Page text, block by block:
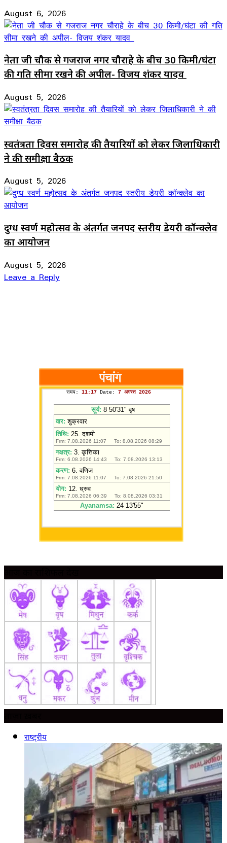
August 6, 2026
नेता जी चौक से गजराज नगर चौराहे के बीच 30 किमी/घंटा
की गति सीमा रखने की अपील- विजय शंकर यादव
August 5, 2026
स्वतंत्रता दिवस समारोह की तैयारियों को लेकर जिलाधिकारी
ने की समीक्षा बैठक
August 5, 2026
दुग्ध स्वर्ण महोत्सव के अंतर्गत जनपद स्तरीय डेयरी कॉन्क्लेव
का आयोजन
August 5, 2026
Leave a Reply
राष्ट्रीय